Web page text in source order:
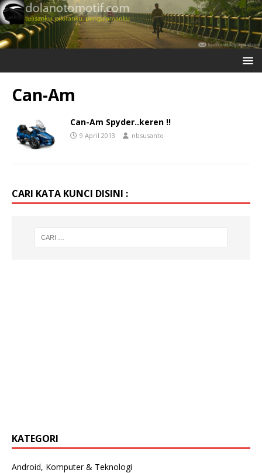
Can-Am
Can-Am Spyder..keren !!
9 April 2013 nbsusanto
CARI KATA KUNCI DISINI :
KATEGORI
Android, Komputer & Teknologi